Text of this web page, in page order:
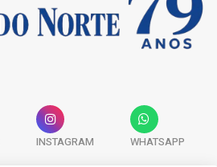
INSTAGRAM WHATSAPP